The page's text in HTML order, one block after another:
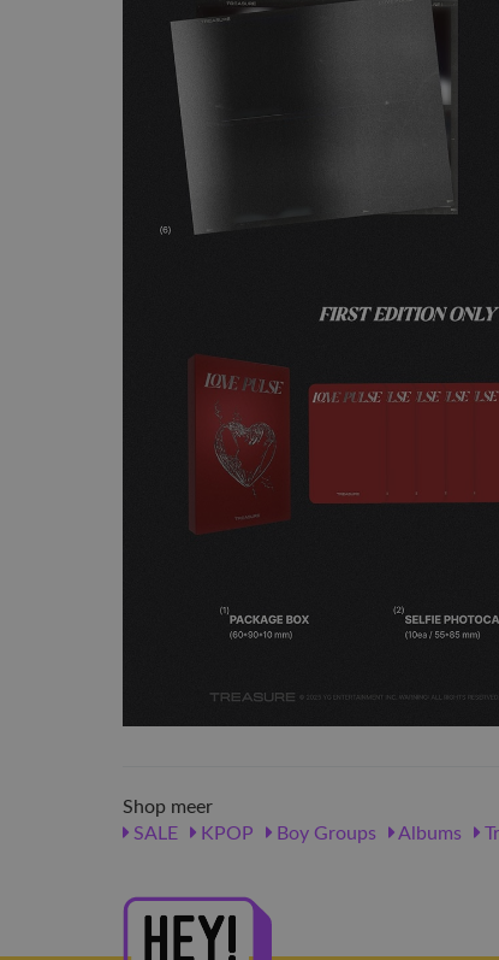
Shop meer
SALE
KPOP Boy Groups Albums